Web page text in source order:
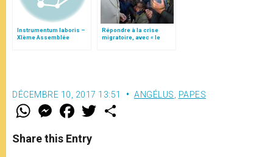
Instrumentum laboris –
XIème Assemblée
Répondre à la crise
migratoire, avec « le
DÉCEMBRE 10, 2017 13:51 ANGÉLUS, PAPES
W
t
s
M
e
s
e
F
a
e
b
w
Share this Entry